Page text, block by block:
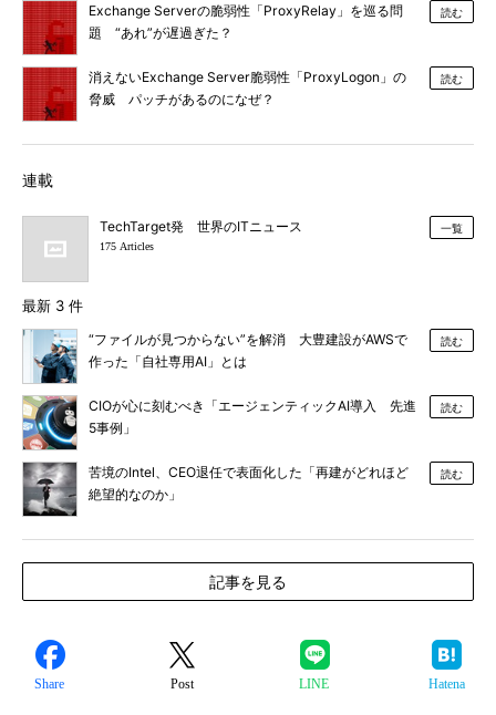
Exchange Serverの脆弱性「ProxyRelay」を巡る問
題 “あれ”が遅過ぎた？
読む
消えないExchange Server脆弱性「ProxyLogon」の
脅威 パッチがあるのになぜ？
読む
連載
TechTarget発 世界のITニュース
175 Articles
一覧
最新 3 件
“ファイルが見つからない”を解消 大豊建設がAWSで
作った「自社専用AI」とは
読む
CIOが心に刻むべき「エージェンティックAI導入 先進
5事例」
読む
苦境のIntel、CEO退任で表面化した「再建がどれほど
絶望的なのか」
読む
記事を見る
Share Post LINE Hatena